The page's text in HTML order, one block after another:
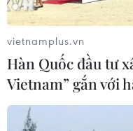
Phó Tổng Biên tập:
THỦY
Sở hữu trí tuệ
Ngôn ngữ
vietnamplus.vn
Hàn Quốc đầu tư
Vietnam” gắn với